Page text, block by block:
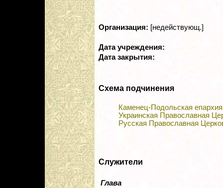
Организация: [недействующ.]
Дата учреждения:
Дата закрытия:
Схема подчинения
Каменец-Подольская епархия
Украинская Православная
Русская Православная
Служители
Глава